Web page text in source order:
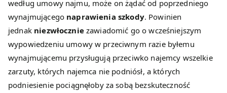
według umowy najmu, może on żądać od poprzedniego
wynajmującego naprawienia szkody. Powinien
jednak niezwłoczniezawiadomić go o wcześniejszym
wypowiedzeniu umowy w przeciwnym razie byłemu
wynajmującemu przysługują przeciwko najemcy wszelkie
zarzuty, których najemca nie podniósł, a których
podniesienie pociągnęłoby za sobą bezskuteczność